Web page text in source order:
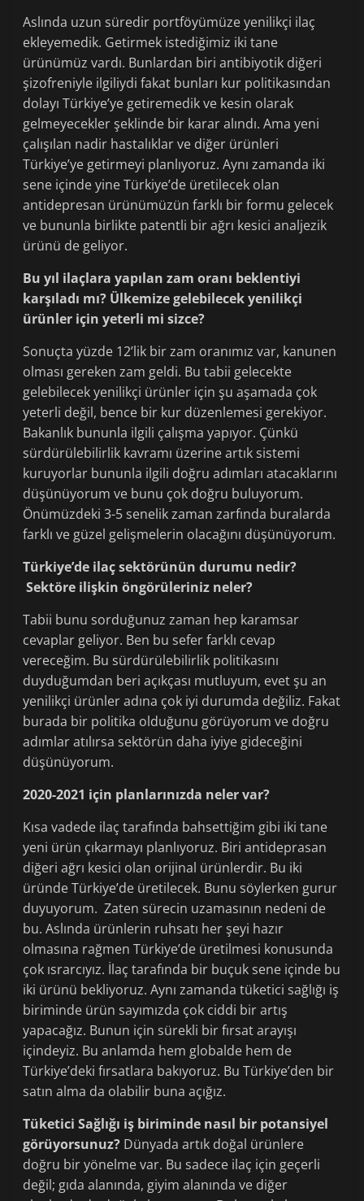
Aslında uzun süredir portföyümüze yenilikçi ilaç
ekleyemedik. Getirmek istediğimiz iki tane
ürünümüz vardı. Bunlardan biri antibiyotik diğeri
şizofreniyle ilgiliydi fakat bunları kur politikasından
dolayı Türkiye’ye getiremedik ve kesin olarak
gelmeyecekler şeklinde bir karar alındı. Ama yeni
çalışılan nadir hastalıklar ve diğer ürünleri
Türkiye’ye getirmeyi planlıyoruz. Aynı zamanda iki
sene içinde yine Türkiye’de üretilecek olan
antidepresan ürünümüzün farklı bir formu gelecek
ve bununla birlikte patentli bir ağrı kesici analjezik
ürünü de geliyor.
Bu yıl ilaçlara yapılan zam oranı beklentiyi
karşıladı mı? Ülkemize gelebilecek yenilikçi
ürünler için yeterli mi sizce?
Sonuçta yüzde 12’lik bir zam oranımız var, kanunen
olması gereken zam geldi. Bu tabii gelecekte
gelebilecek yenilikçi ürünler için şu aşamada çok
yeterli değil, bence bir kur düzenlemesi gerekiyor.
Bakanlık bununla ilgili çalışma yapıyor. Çünkü
sürdürülebilirlik kavramı üzerine artık sistemi
kuruyorlar bununla ilgili doğru adımları atacaklarını
düşünüyorum ve bunu çok doğru buluyorum.
Önümüzdeki 3-5 senelik zaman zarfında buralarda
farklı ve güzel gelişmelerin olacağını düşünüyorum.
Türkiye’de ilaç sektörünün durumu nedir?
Sektöre ilişkin öngörüleriniz neler?
Tabii bunu sorduğunuz zaman hep karamsar
cevaplar geliyor. Ben bu sefer farklı cevap
vereceğim. Bu sürdürülebilirlik politikasını
duyduğumdan beri açıkçası mutluyum, evet şu an
yenilikçi ürünler adına çok iyi durumda değiliz. Fakat
burada bir politika olduğunu görüyorum ve doğru
adımlar atılırsa sektörün daha iyiye gideceğini
düşünüyorum.
2020-2021 için planlarınızda neler var?
Kısa vadede ilaç tarafında bahsettiğim gibi iki tane
yeni ürün çıkarmayı planlıyoruz. Biri antideprasan
diğeri ağrı kesici olan orijinal ürünlerdir. Bu iki
üründe Türkiye’de üretilecek. Bunu söylerken gurur
duyuyorum. Zaten sürecin uzamasının nedeni de
bu. Aslında ürünlerin ruhsatı her şeyi hazır
olmasına rağmen Türkiye’de üretilmesi konusunda
çok ısrarcıyız. İlaç tarafında bir buçuk sene içinde bu
iki ürünü bekliyoruz. Aynı zamanda tüketici sağlığı iş
biriminde ürün sayımızda çok ciddi bir artış
yapacağız. Bunun için sürekli bir fırsat arayışı
içindeyiz. Bu anlamda hem globalde hem de
Türkiye’deki fırsatlara bakıyoruz. Bu Türkiye’den bir
satın alma da olabilir buna açığız.
Tüketici Sağlığı iş biriminde nasıl bir potansiyel
görüyorsunuz? Dünyada artık doğal ürünlere
doğru bir yönelme var. Bu sadece ilaç için geçerli
değil; gıda alanında, giyim alanında ve diğer